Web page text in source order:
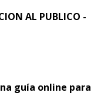
AL PUBLICO -
guía online para